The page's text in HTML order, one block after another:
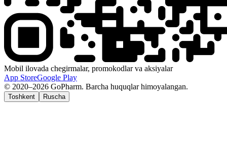
Mobil ilovada chegirmalar, promokodlar va aksiyalar
App StoreGoogle Play
© 2020–2026 GoPharm. Barcha huquqlar himoyalangan.
Toshkent Ruscha